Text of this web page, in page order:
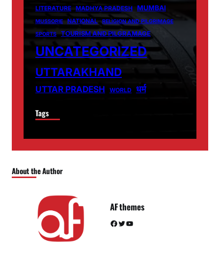
LITERATURE MADHYA PRADESH MUMBAI
MUSSORIE NATIONAL
RELIGION AND PILGRIMAGE
SPORTS
TOURISM AND PILGRAMAGE
UNCATEGORIZED
UTTARAKHAND
UTTAR PRADESH WORLD धर्म
Tags
About the Author
AF themes
Facebook Twitter YouTube